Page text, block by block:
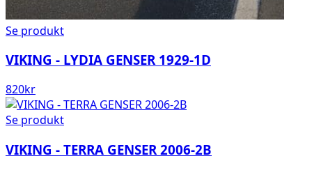
Se produkt
VIKING - LYDIA GENSER 1929-1D
820kr
Se produkt
VIKING - TERRA GENSER 2006-2B